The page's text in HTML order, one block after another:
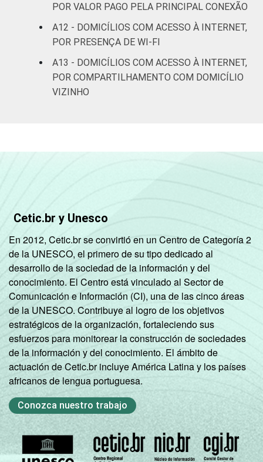
POR VALOR PAGO PELA PRINCIPAL CONEXÃO
A12 - DOMICÍLIOS COM ACESSO À INTERNET,
POR PRESENÇA DE WI-FI
A13 - DOMICÍLIOS COM ACESSO À INTERNET,
POR COMPARTILHAMENTO COM DOMICÍLIO
VIZINHO
Cetic.br y Unesco
En 2012, Cetic.br se convirtió en un Centro de Categoría 2
de la UNESCO, el primero de su tipo dedicado al
desarrollo de la sociedad de la información y del
conocimiento. El Centro está vinculado al Sector de
Comunicación e Información (CI), una de las cinco áreas
de la UNESCO. Contribuye al logro de los objetivos
estratégicos de la organización, fortaleciendo sus
esfuerzos para monitorear la construcción de sociedades
de la información y del conocimiento. El ámbito de
actuación de Cetic.br incluye América Latina y los países
africanos de lengua portuguesa.
Conozca nuestro trabajo